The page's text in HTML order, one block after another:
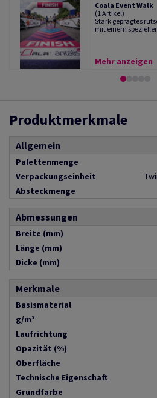
Coala Event Walk
(1 Artikel)
Stark geprägtes
mit einem
Mehr anzeigen
Produktmerkmale
Allgemein
Palettenmenge
Verpackungseinheit
Absteckmenge
Abmessungen
Breite (mm)
Länge (mm)
Dicke (mm)
Merkmale
Basismaterial
g/m²
Laufrichtung
Opazität (%)
Oberfläche
Technische Eigenschaft
Grundfarbe